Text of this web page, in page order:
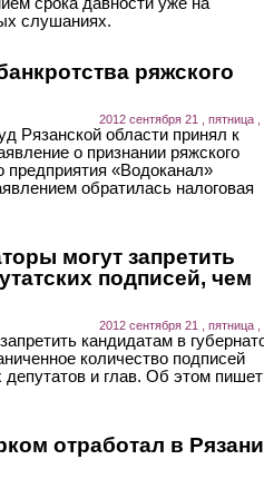
слушаниях.
ряжского
2012 сентября 21 , пятница ,
Рязанской области принял к
о признании ряжского
предприятия «Водоканал»
обратилась налоговая
могут запретить
подписей, чем
2012 сентября 21 , пятница ,
кандидатам в
количество подписей
и глав. Об этом пишет
отработал в Рязани